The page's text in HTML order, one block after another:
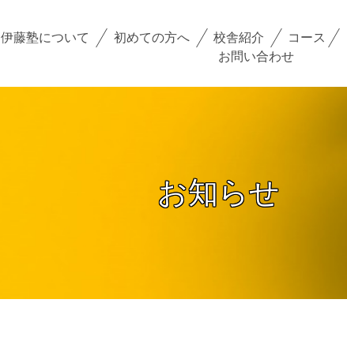
伊藤塾について 初めての方へ 校舎紹介 コース
お問い合わせ
小学生コース
お知らせ